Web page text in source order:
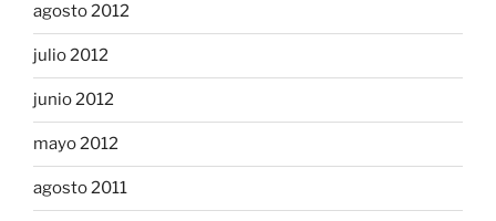
agosto 2012
julio 2012
junio 2012
mayo 2012
agosto 2011